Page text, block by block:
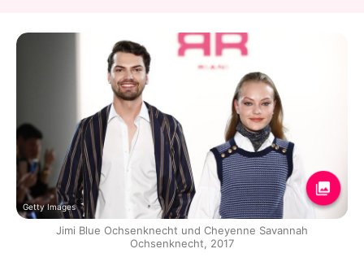
Getty Images
Jimi Blue Ochsenknecht und Cheyenne Savannah
Ochsenknecht, 2017